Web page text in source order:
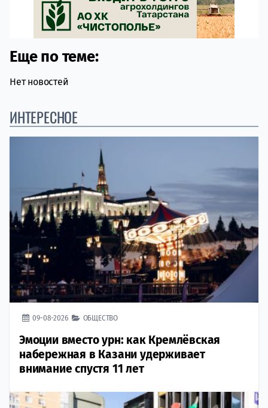
Еще по теме:
Нет новостей
ИНТЕРЕСНОЕ
09-08-2026 ОБЩЕСТВО
Эмоции вместо урн: как Кремлёвская
набережная в Казани удерживает
внимание спустя 11 лет